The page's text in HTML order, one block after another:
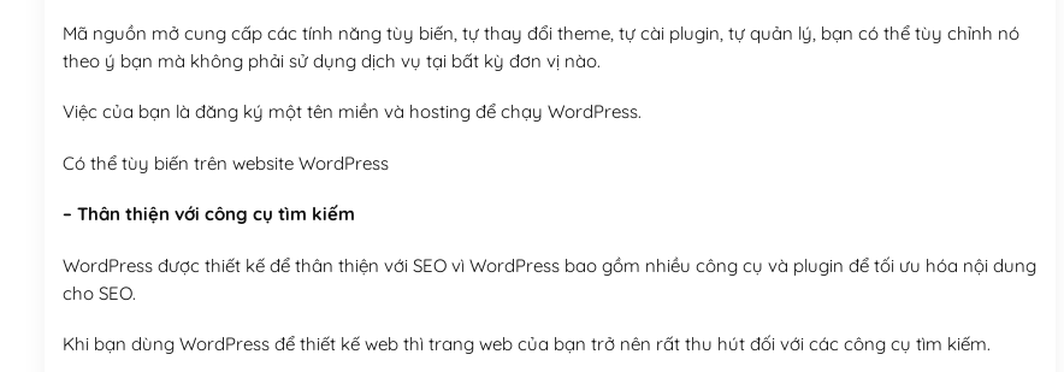
Mã nguồn mở cung cấp các tính năng tùy biến, tự thay đổi theme, tự cài plugin, tự quản lý, bạn có thể tùy chỉnh nó
theo ý bạn mà không phải sử dụng dịch vụ tại bất kỳ đơn vị nào.
Việc của bạn là đăng ký một tên miền và hosting để chạy WordPress.
Có thể tùy biến trên website WordPress
– Thân thiện với công cụ tìm kiếm
WordPress được thiết kế để thân thiện với SEO vì WordPress bao gồm nhiều công cụ và plugin để tối ưu hóa nội dung
cho SEO.
Khi bạn dùng WordPress để thiết kế web thì trang web của bạn trở nên rất thu hút đối với các công cụ tìm kiếm.